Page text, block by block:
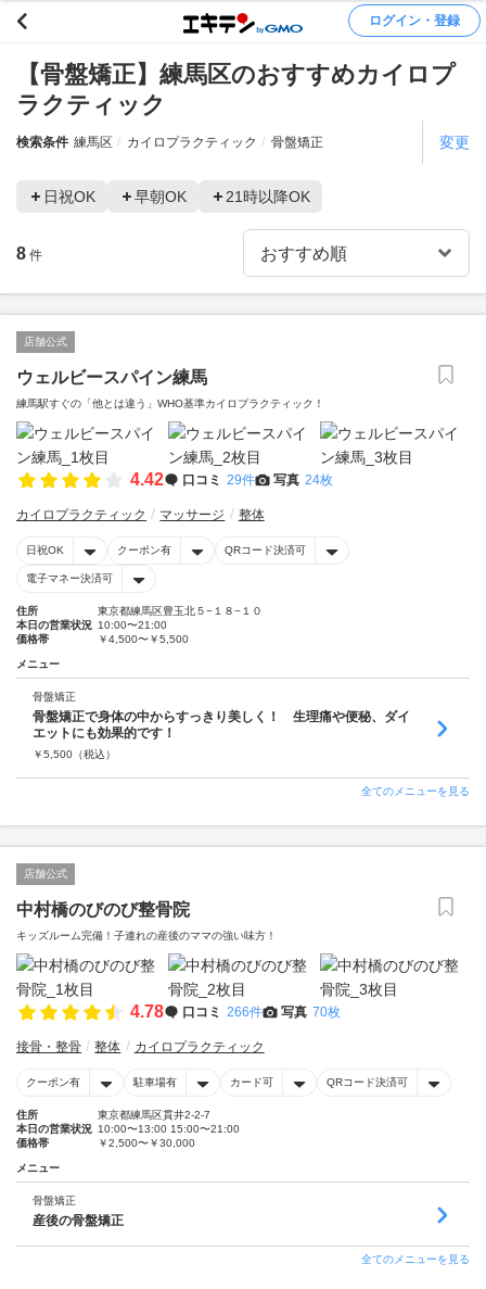
ログイン・登録
【骨盤矯正】練馬区のおすすめカイロプ
ラクティック
検索条件 練馬区 カイロプラクティック 骨盤矯正 変更
日祝OK 早朝OK 21時以降OK
8 件
店舗公式
ウェルビースパイン練馬
練馬駅すぐの「他とは違う」WHO基準カイロプラクティック！
4.42 口コミ 29件 写真 24枚
カイロプラクティック マッサージ 整体
日祝OK クーポン有 QRコード決済可
電子マネー決済可
住所
東京都練馬区豊玉北５−１８−１０
本日の営業状況 10:00〜21:00
価格帯
￥4,500〜￥5,500
メニュー
骨盤矯正
骨盤矯正で身体の中からすっきり美しく！ 生理痛や便秘、ダイ
エットにも効果的です！
￥5,500 （税込）
全てのメニューを見る
店舗公式
中村橋のびのび整骨院
キッズルーム完備！子連れの産後のママの強い味方！
4.78 口コミ 266件 写真 70枚
接骨・整骨 整体 カイロプラクティック
クーポン有 駐車場有 カード可 QRコード決済可
住所
東京都練馬区貫井2-2-7
本日の営業状況 10:00〜13:00 15:00〜21:00
価格帯
￥2,500〜￥30,000
メニュー
骨盤矯正
産後の骨盤矯正
全てのメニューを見る